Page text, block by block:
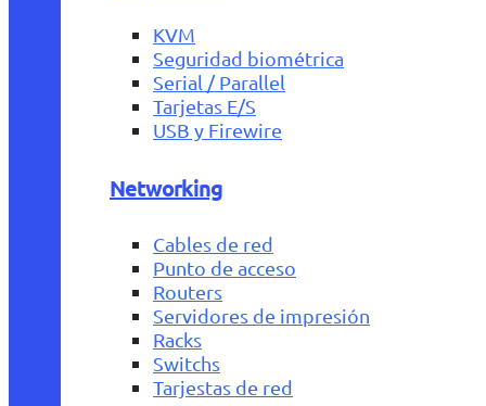
KVM
Seguridad biométrica
Serial / Parallel
Tarjetas E/S
USB y Firewire
Networking
Cables de red
Punto de acceso
Routers
Servidores de impresión
Racks
Switchs
Tarjestas de red